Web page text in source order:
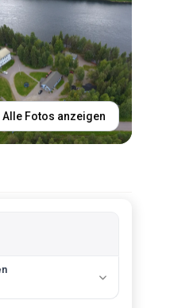
Alle Fotos anzeigen